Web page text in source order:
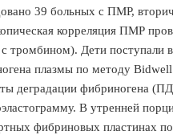
39 больных с ПМР,
корреляция ПМР
тромбином). Дети поступали
плазмы по методу
деградации фибриногена
В утренней
фибриновых пластинах